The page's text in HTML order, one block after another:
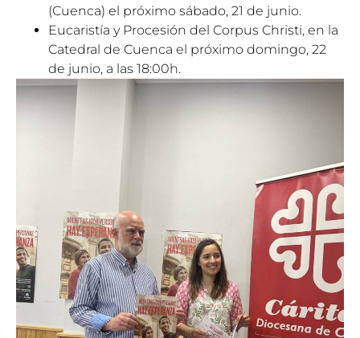
(Cuenca) el próximo sábado, 21 de junio.
Eucaristía y Procesión del Corpus Christi, en la
Catedral de Cuenca el próximo domingo, 22
de junio, a las 18:00h.